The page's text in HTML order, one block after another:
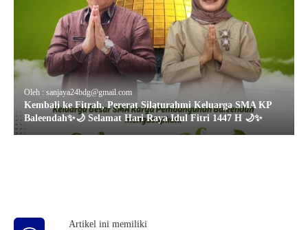
Oleh : sanjaya24bdg@gmail.com
Kembali ke Fitrah, Pererat Silaturahmi Keluarga SMA KP
Baleendah✨🌙 Selamat Hari Raya Idul Fitri 1447 H 🌙✨
Artikel ini memiliki